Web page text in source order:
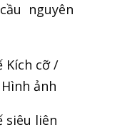
nguyên
cỡ /
ảnh
liên